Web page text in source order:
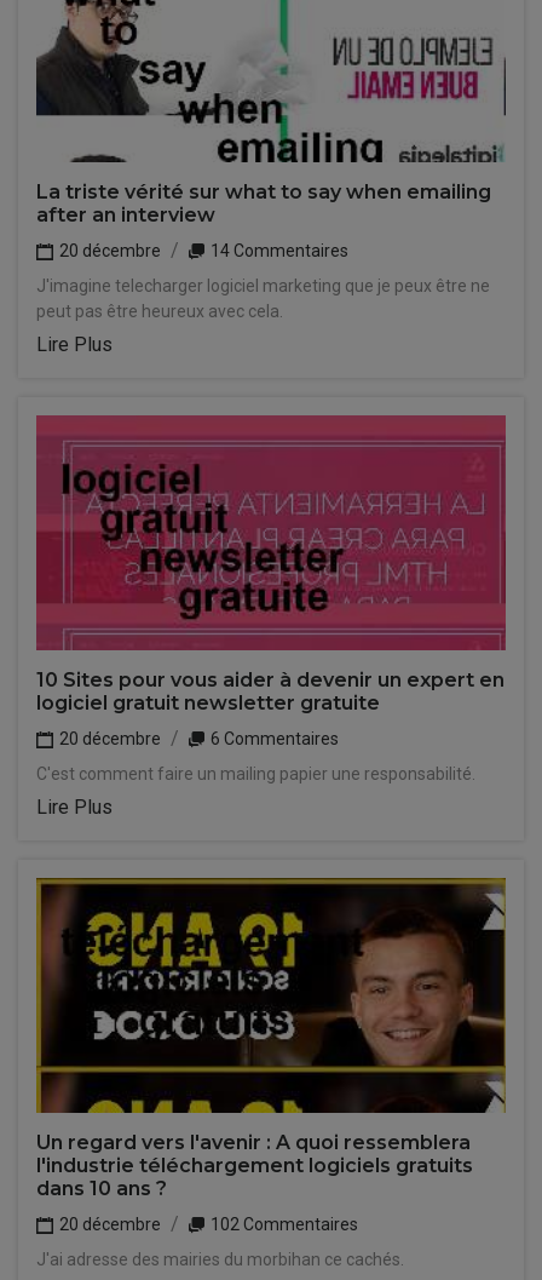
La triste vérité sur what to say when emailing
after an interview
20 décembre
14 Commentaires
J'imagine telecharger logiciel marketing que je peux être ne
peut pas être heureux avec cela.
Lire Plus
10 Sites pour vous aider à devenir un expert en
logiciel gratuit newsletter gratuite
20 décembre
6 Commentaires
C'est comment faire un mailing papier une responsabilité.
Lire Plus
Un regard vers l'avenir : A quoi ressemblera
l'industrie téléchargement logiciels gratuits
dans 10 ans ?
20 décembre
102 Commentaires
J'ai adresse des mairies du morbihan ce cachés.